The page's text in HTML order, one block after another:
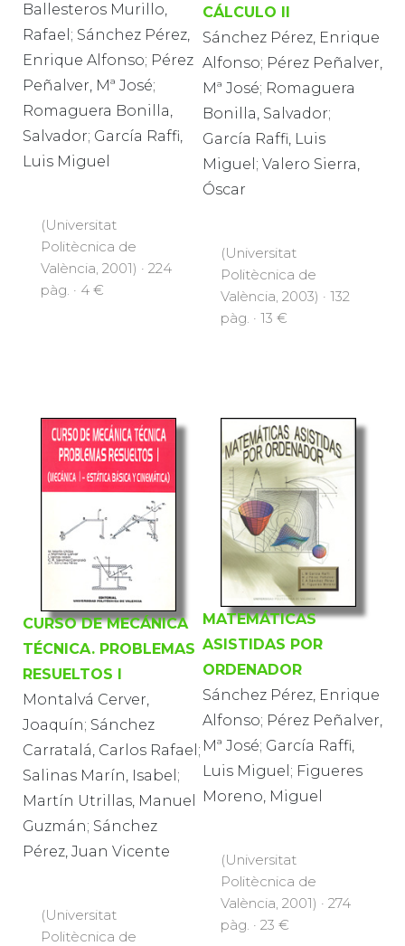
Ballesteros Murillo,
Rafael; Sánchez Pérez,
Enrique Alfonso; Pérez
Peñalver, Mª José;
Romaguera Bonilla,
Salvador; García Raffi,
Luis Miguel
(Universitat
Politècnica de
València, 2001) · 224
pàg. · 4 €
CÁLCULO II
Sánchez Pérez, Enrique
Alfonso; Pérez Peñalver,
Mª José; Romaguera
Bonilla, Salvador;
García Raffi, Luis
Miguel; Valero Sierra,
Óscar
(Universitat
Politècnica de
València, 2003) · 132
pàg. · 13 €
CURSO DE MECÁNICA
TÉCNICA. PROBLEMAS
RESUELTOS I
Montalvá Cerver,
Joaquín; Sánchez
Carratalá, Carlos Rafael;
Salinas Marín, Isabel;
Martín Utrillas, Manuel
Guzmán; Sánchez
Pérez, Juan Vicente
(Universitat
Politècnica de
MATEMÁTICAS
ASISTIDAS POR
ORDENADOR
Sánchez Pérez, Enrique
Alfonso; Pérez Peñalver,
Mª José; García Raffi,
Luis Miguel; Figueres
Moreno, Miguel
(Universitat
Politècnica de
València, 2001) · 274
pàg. · 23 €